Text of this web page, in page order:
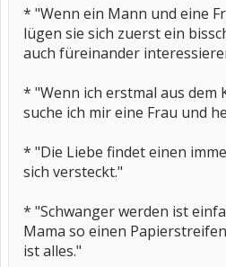
* "Wenn ein Mann und eine
lügen sie sich zuerst ein
auch füreinander
* "Wenn ich erstmal aus dem
suche ich mir eine Frau und
* "Die Liebe findet einen
sich versteckt."
* "Schwanger werden ist
Mama so einen
ist alles."